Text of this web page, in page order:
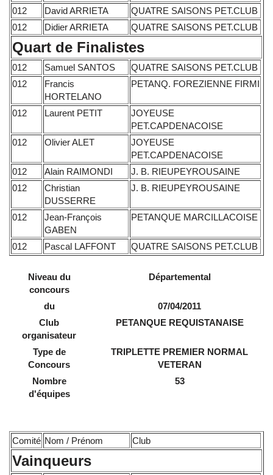
012
David ARRIETA
QUATRE SAISONS PET.CLUB
012
Didier ARRIETA QUATRE SAISONS PET.CLUB
Quart de Finalistes
012 Samuel SANTOS
QUATRE SAISONS PET.CLUB
012
Francis
HORTELANO
PETANQ. FOREZIENNE FIRMI
012 Laurent PETIT
JOYEUSE
PET.CAPDENACOISE
012
Olivier ALET
JOYEUSE
PET.CAPDENACOISE
012
Alain RAIMONDI
J. B. RIEUPEYROUSAINE
012
Christian
DUSSERRE
J. B. RIEUPEYROUSAINE
012
Jean-François
GABEN
PETANQUE MARCILLACOISE
012 Pascal LAFFONT QUATRE SAISONS PET.CLUB
Niveau du
concours
Départemental
du
07/04/2011
Club
organisateur
PETANQUE REQUISTANAISE
Type de
Concours
TRIPLETTE PREMIER NORMAL
VETERAN
Nombre
d'équipes
53
Comité Nom / Prénom Club
Vainqueurs